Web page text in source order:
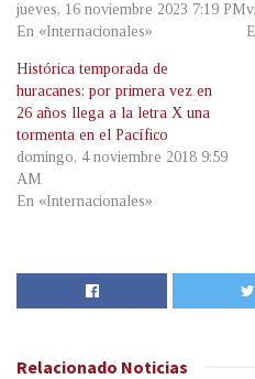
jueves, 16 noviembre 2023 7:19 PM
En «Internacionales»
Histórica temporada de
huracanes: por primera vez en
26 años llega a la letra X una
tormenta en el Pacífico
domingo, 4 noviembre 2018 9:59
AM
En «Internacionales»
Relacionado Noticias